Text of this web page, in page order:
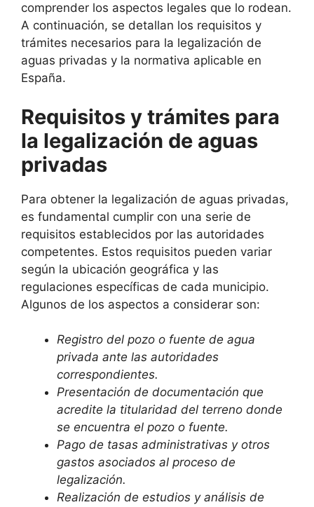
comprender los aspectos legales que lo rodean.
A continuación, se detallan los requisitos y
trámites necesarios para la legalización de
aguas privadas y la normativa aplicable en
España.
Requisitos y trámites para
la legalización de aguas
privadas
Para obtener la legalización de aguas privadas,
es fundamental cumplir con una serie de
requisitos establecidos por las autoridades
competentes. Estos requisitos pueden variar
según la ubicación geográfica y las
regulaciones específicas de cada municipio.
Algunos de los aspectos a considerar son:
Registro del pozo o fuente de agua
privada ante las autoridades
correspondientes.
Presentación de documentación que
acredite la titularidad del terreno donde
se encuentra el pozo o fuente.
Pago de tasas administrativas y otros
gastos asociados al proceso de
legalización.
Realización de estudios y análisis de